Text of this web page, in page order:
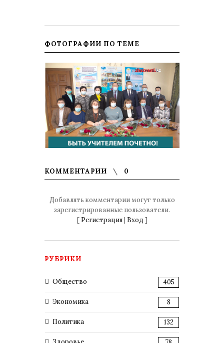
ФОТОГРАФИИ ПО ТЕМЕ
КОММЕНТАРИИ 0
Добавлять комментарии могут только
зарегистрированные пользователи.
[ Регистрация| Вход ]
РУБРИКИ
Общество 405
Экономика 8
Политика 132